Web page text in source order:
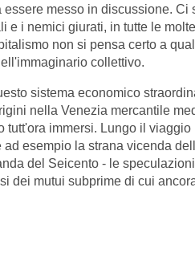
messo in discussione. Ci
e i nemici giurati, in tutte le
non si pensa certo a
collettivo.
sistema economico
nella Venezia mercantile
immersi. Lungo il viaggio
esempio la strana vicenda
del Seicento - le
dei mutui subprime di cui